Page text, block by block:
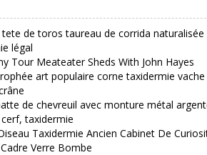
de toros taureau de corrida naturalisée
légal
Tour Meateater Sheds With John Hayes
art populaire corne taxidermie vache
de chevreuil avec monture métal
taxidermie
Taxidermie Ancien Cabinet De
Verre Bombe